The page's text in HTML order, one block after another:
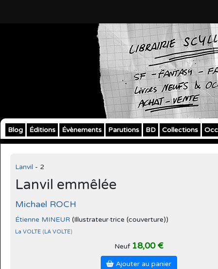
Blog Éditions Évènements Parutions BD Collections
Lanvil - 2
Lanvil emmêlée
Michael ROCH
Étienne MINEUR (Illustrateur·trice (couverture))
La VOLTE (LA VOLTE)
Neuf 18,00 €
Ajouter au panier